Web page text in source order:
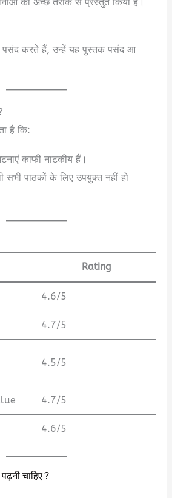
पसंद करते हैं, उन्हें यह पुस्तक पसंद आ
है कि:
काफी नाटकीय हैं।
सभी पाठकों के लिए उपयुक्त नहीं हो
Rating
4.6/5
4.7/5
4.5/5
4.7/5
4.6/5
चाहिए?